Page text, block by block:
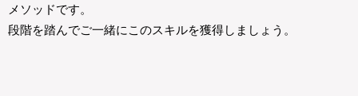
メソッドです。
段階を踏んでご一緒にこのスキルを獲得しましょう。